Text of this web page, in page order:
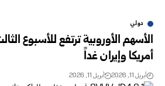
دولي
الأسهم الأوروبية ترتفع للأسبوع
أمريكا وإيران غداً
أبريل 11, 2026 أبريل 11, 2026